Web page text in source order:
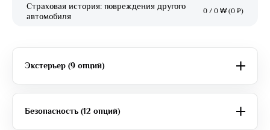
Страховая история: повреждения другого
автомобиля
0 / 0 ₩ (0 ₽)
Экстерьер (9 опций)
Безопасность (12 опций)